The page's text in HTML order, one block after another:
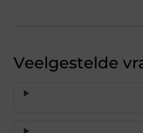
Veelgestelde